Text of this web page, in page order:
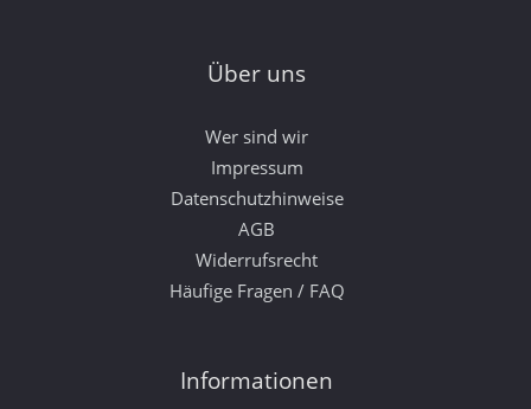
Über uns
Wer sind wir
Impressum
Datenschutzhinweise
AGB
Widerrufsrecht
Häufige Fragen / FAQ
Informationen